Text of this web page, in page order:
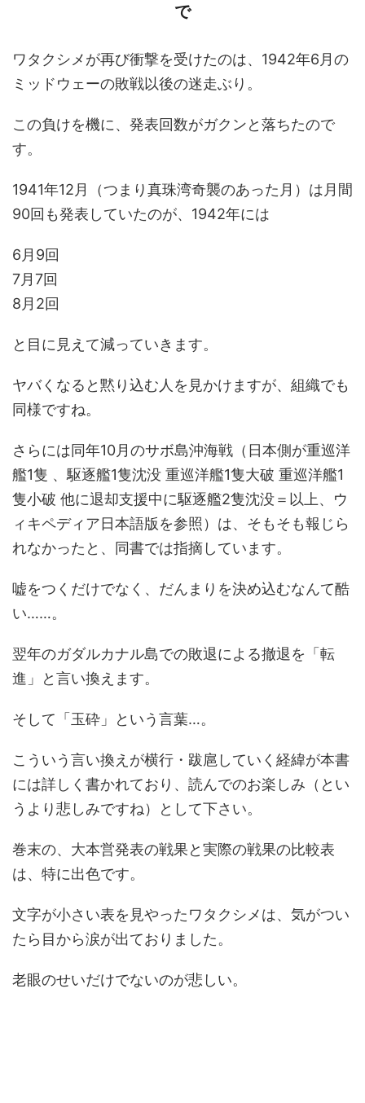
で
ワタクシメが再び衝撃を受けたのは、1942年6月の
ミッドウェーの敗戦以後の迷走ぶり。
この負けを機に、発表回数がガクンと落ちたので
す。
1941年12月（つまり真珠湾奇襲のあった月）は月間
90回も発表していたのが、1942年には
6月9回
7月7回
8月2回
と目に見えて減っていきます。
ヤバくなると黙り込む人を見かけますが、組織でも
同様ですね。
さらには同年10月のサボ島沖海戦（日本側が重巡洋
艦1隻 、駆逐艦1隻沈没 重巡洋艦1隻大破 重巡洋艦1
隻小破 他に退却支援中に駆逐艦2隻沈没＝以上、ウ
ィキペディア日本語版を参照）は、そもそも報じら
れなかったと、同書では指摘しています。
嘘をつくだけでなく、だんまりを決め込むなんて酷
い……。
翌年のガダルカナル島での敗退による撤退を「転
進」と言い換えます。
そして「玉砕」という言葉…。
こういう言い換えが横行・跋扈していく経緯が本書
には詳しく書かれており、読んでのお楽しみ（とい
うより悲しみですね）として下さい。
巻末の、大本営発表の戦果と実際の戦果の比較表
は、特に出色です。
文字が小さい表を見やったワタクシメは、気がつい
たら目から涙が出ておりました。
老眼のせいだけでないのが悲しい。